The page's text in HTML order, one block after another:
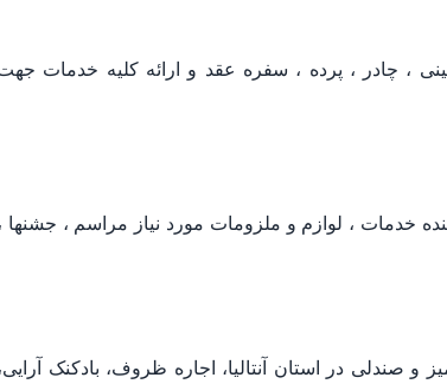
، چادر ، پرده ، سفره عقد و ارائه کلیه خدمات
خدمات ، لوازم و ملزومات مورد نیاز مراسم ، جشنها
صندلی در استان آنتالیا، اجاره ظروف، بادکنک